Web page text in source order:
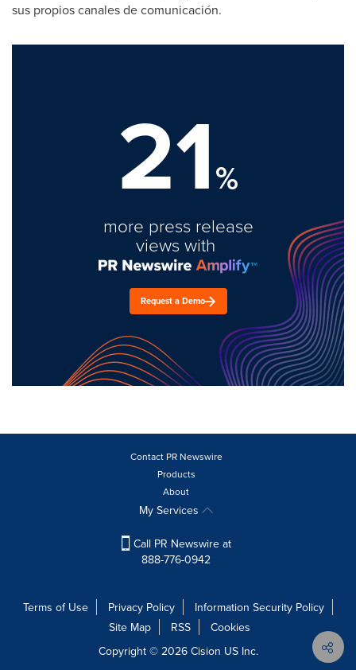
sus propios canales de comunicación.
21%
more press release
views with
Request a Demo
Contact PR Newswire
Products
About
My Services
Call PR Newswire at
888-776-0942
Terms of Use Privacy Policy
Information Security Policy
Site Map
RSS
Cookies
Copyright © 2026 Cision US Inc.